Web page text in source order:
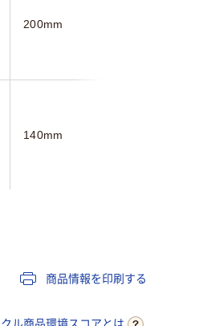
200mm
140mm
商品情報を印刷する